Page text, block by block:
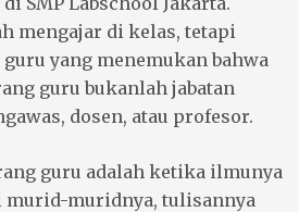
mengajar di kelas, tetapi
yang menemukan bahwa
guru bukanlah jabatan
dosen, atau profesor.
guru adalah ketika ilmunya
muridnya, tulisannya